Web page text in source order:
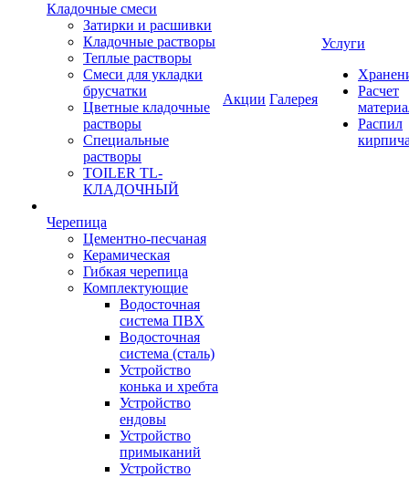
Кладочные смеси
Затирки и расшивки
Кладочные растворы
Теплые растворы
Смеси для укладки
брусчатки
Цветные кладочные
растворы
Специальные
растворы
TOILER TL-
КЛАДОЧНЫЙ
Черепица
Цементно-песчаная
Керамическая
Гибкая черепица
Комплектующие
Водосточная
система ПВХ
Водосточная
система (сталь)
Устройство
конька и хребта
Устройство
ендовы
Устройство
примыканий
Устройство
Акции Галерея
Услуги
Расчет
Распил